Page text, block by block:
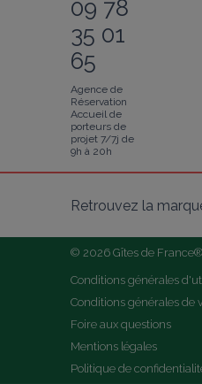
09 78
35 01
65
Agence de
Réservation
Accueil de
porteurs de
projet 7/7j de
9h à 20h
Retrouvez la
© 2026 Gîtes de
Conditions générales
Conditions générales de
Foire aux questions
Mentions légales
Politique de